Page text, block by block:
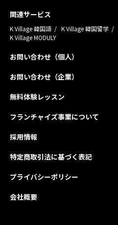
関連サービス
K Village 韓国語 K Village 韓国留学
K Village MODULY
お問い合わせ（個人）
お問い合わせ（企業）
無料体験レッスン
フランチャイズ事業について
採用情報
特定商取引法に基づく表記
プライバシーポリシー
会社概要